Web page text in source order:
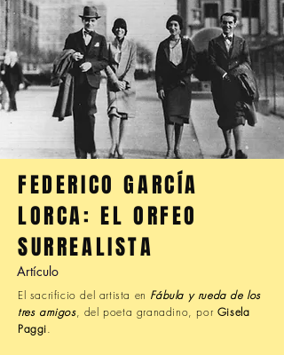
FEDERICO GARCÍA
LORCA: EL ORFEO
SURREALISTA
Artículo
El sacrificio del artista en Fábula y rueda de los
tres amigos, del poeta granadino, por Gisela
Paggi.